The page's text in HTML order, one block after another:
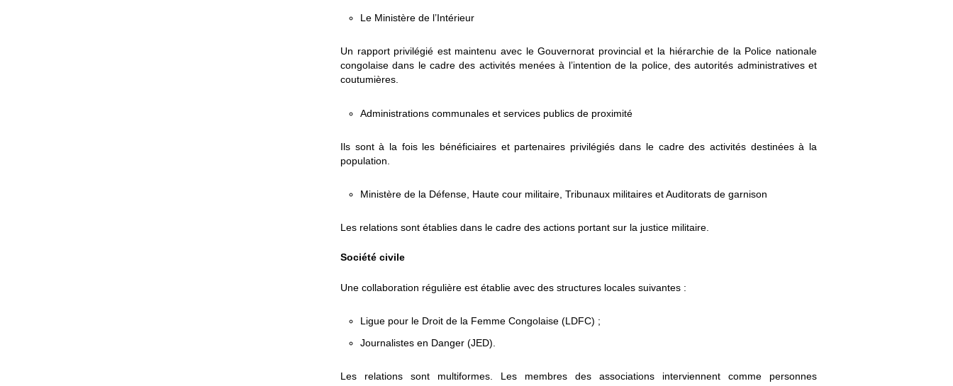
Le Ministère de l’Intérieur
Un rapport privilégié est maintenu avec le Gouvernorat provincial et la hiérarchie de la Police nationale
congolaise dans le cadre des activités menées à l’intention de la police, des autorités administratives et
coutumières.
Administrations communales et services publics de proximité
Ils sont à la fois les bénéficiaires et partenaires privilégiés dans le cadre des activités destinées à la
population.
Ministère de la Défense, Haute cour militaire, Tribunaux militaires et Auditorats de garnison
Les relations sont établies dans le cadre des actions portant sur la justice militaire.
Société civile
Une collaboration régulière est établie avec des structures locales suivantes :
Ligue pour le Droit de la Femme Congolaise (LDFC) ;
Journalistes en Danger (JED).
Les relations sont multiformes. Les membres des associations interviennent comme personnes